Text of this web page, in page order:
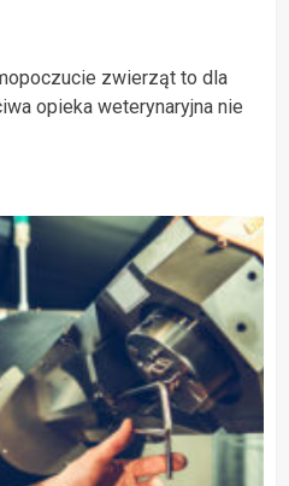
zwierząt to dla
opieka weterynaryjna nie